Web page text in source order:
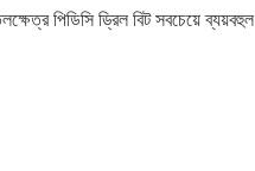
পিডিসি ড্রিল বিট সবচেয়ে ব্যয়বহুল